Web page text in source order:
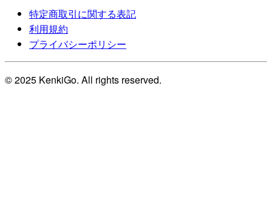
特定商取引に関する表記
利用規約
プライバシーポリシー
© 2025 KenkiGo. All rights reserved.